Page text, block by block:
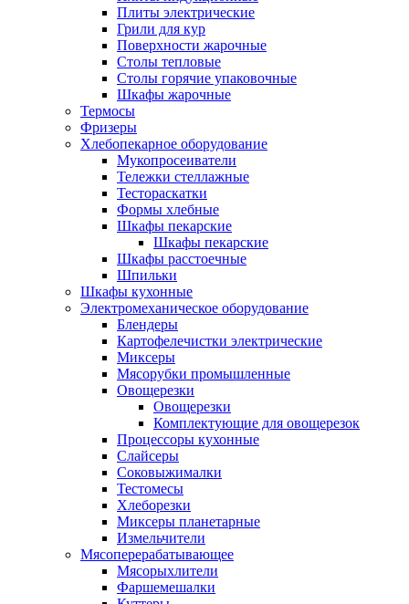
Плиты электрические
Грили для кур
Поверхности жарочные
Столы тепловые
Столы горячие упаковочные
Шкафы жарочные
Термосы
Фризеры
Хлебопекарное оборудование
Мукопросеиватели
Тележки стеллажные
Тестораскатки
Формы хлебные
Шкафы пекарские
Шкафы пекарские
Шкафы расстоечные
Шпильки
Шкафы кухонные
Электромеханическое оборудование
Блендеры
Картофелечистки электрические
Миксеры
Мясорубки промышленные
Овощерезки
Овощерезки
Комплектующие для овощерезок
Процессоры кухонные
Слайсеры
Соковыжималки
Тестомесы
Хлеборезки
Миксеры планетарные
Измельчители
Мясоперерабатывающее
Мясорыхлители
Фаршемешалки